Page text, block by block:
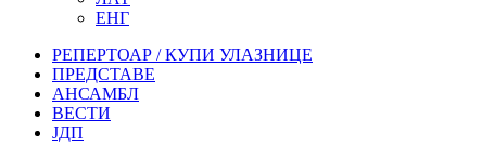
ЕНГ
РЕПЕРТОАР / КУПИ УЛАЗНИЦЕ
ПРЕДСТАВЕ
АНСАМБЛ
ВЕСТИ
ЈДП